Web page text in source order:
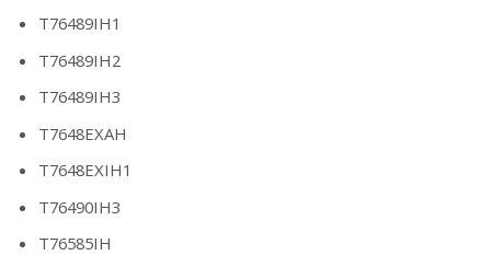
T76489IH1
T76489IH2
T76489IH3
T7648EXAH
T7648EXIH1
T76490IH3
T76585IH